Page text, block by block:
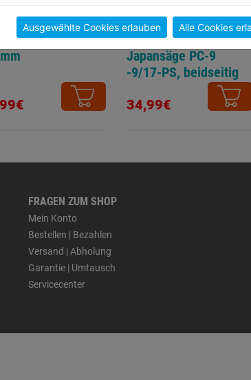
ProfCut
Ersatzblatt f.
Japansäge PC-9
-9/17-PS, beidseitig
34,99€
FRAGEN ZUM SHOP
Mein Konto
Bestellen | Bezahlen
Versand | Abholung
Garantie | Umtausch
Servicecenter
Ausgewählte Cookies erlauben Alle Cookies